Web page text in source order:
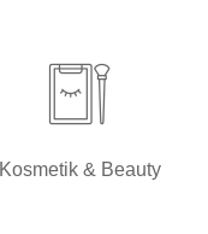
Kosmetik & Beauty